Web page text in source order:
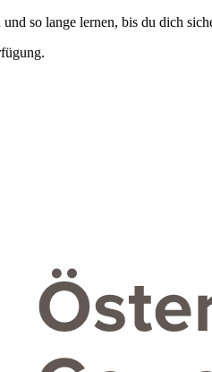
so lange lernen, bis du dich